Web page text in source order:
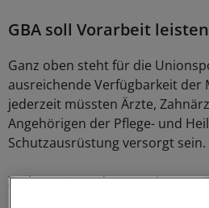
GBA soll Vorarbeit leisten
Ganz oben steht für die
ausreichende Verfügbarkeit der
jederzeit müssten Ärzte,
Angehörigen der Pflege- und
Schutzausrüstung versorgt sein.
Zudem müsse der gemeinsame